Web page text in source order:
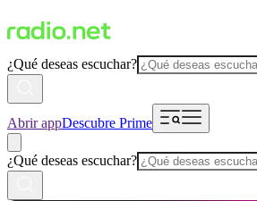
¿Qué deseas escuchar?
Abrir appDescubre Prime
¿Qué deseas escuchar?